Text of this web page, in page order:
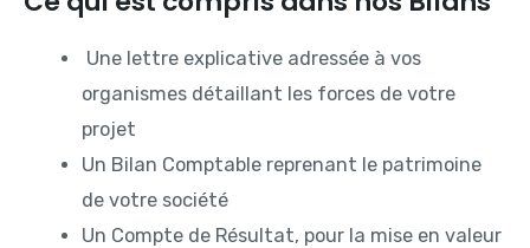
Une lettre explicative adressée à vos
organismes détaillant les forces de votre
projet
Un Bilan Comptable reprenant le patrimoine
de votre société
Un Compte de Résultat, pour la mise en valeur